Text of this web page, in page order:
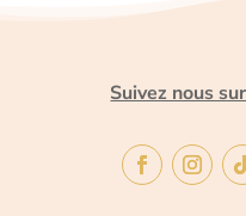
Suivez nous